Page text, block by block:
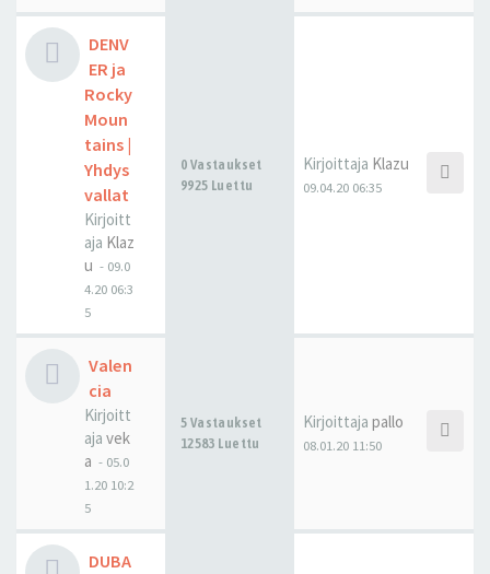
DENV
ER ja
Rocky
Moun
tains |
Yhdys
vallat
Kirjoitt
aja Klaz
u - 09.0
4.20 06:3
5
0 Vastaukset
9925 Luettu
Kirjoittaja Klazu
09.04.20 06:35
Valen
cia
Kirjoitt
aja vek
a - 05.0
1.20 10:2
5
5 Vastaukset
12583 Luettu
Kirjoittaja pallo
08.01.20 11:50
DUBA